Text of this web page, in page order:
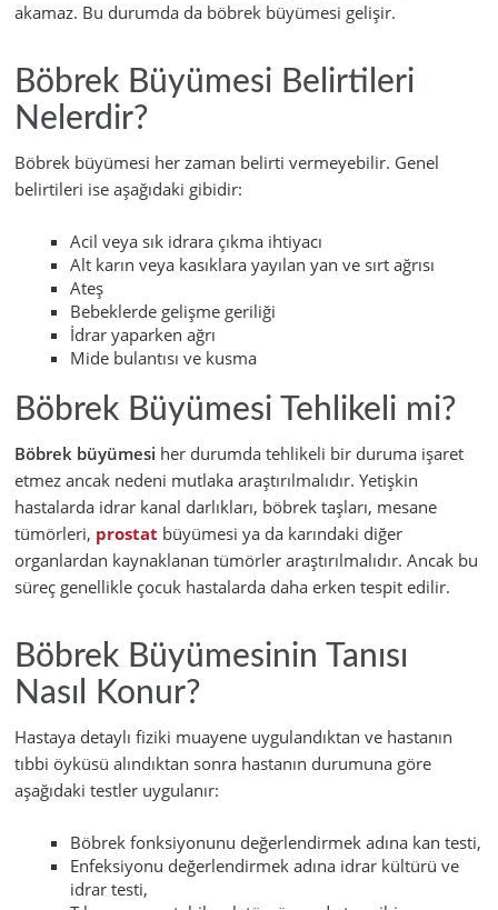
akamaz. Bu durumda da böbrek büyümesi gelişir.
Böbrek Büyümesi Belirtileri
Nelerdir?
Böbrek büyümesi her zaman belirti vermeyebilir. Genel
belirtileri ise aşağıdaki gibidir:
Acil veya sık idrara çıkma ihtiyacı
Alt karın veya kasıklara yayılan yan ve sırt ağrısı
Ateş
Bebeklerde gelişme geriliği
İdrar yaparken ağrı
Mide bulantısı ve kusma
Böbrek Büyümesi Tehlikeli mi?
Böbrek büyümesi her durumda tehlikeli bir duruma işaret
etmez ancak nedeni mutlaka araştırılmalıdır. Yetişkin
hastalarda idrar kanal darlıkları, böbrek taşları, mesane
tümörleri, prostat büyümesi ya da karındaki diğer
organlardan kaynaklanan tümörler araştırılmalıdır. Ancak bu
süreç genellikle çocuk hastalarda daha erken tespit edilir.
Böbrek Büyümesinin Tanısı
Nasıl Konur?
Hastaya detaylı fiziki muayene uygulandıktan ve hastanın
tıbbi öyküsü alındıktan sonra hastanın durumuna göre
aşağıdaki testler uygulanır:
Böbrek fonksiyonunu değerlendirmek adına kan testi,
Enfeksiyonu değerlendirmek adına idrar kültürü ve
idrar testi,